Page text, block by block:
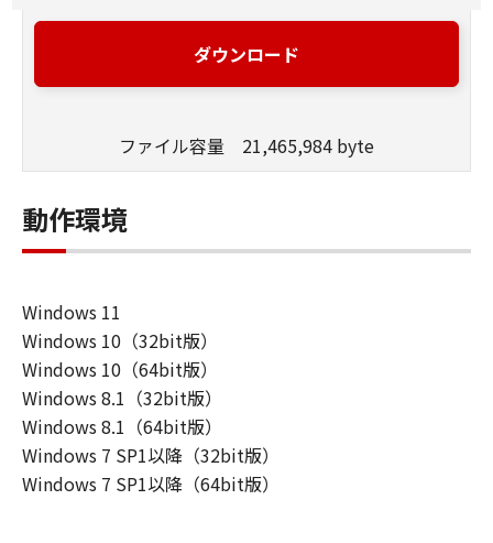
ン株式会社およびキヤノンのライセンサー
は、本ソフトウェアがユーザーの特定の目
がないこと、その他本ソフトウェアに関し
キヤノン、キヤノンマーケティングジャパ
ン株式会社およびキヤノンのライセンサー
連して生ずる直接的または間接的な損失、
損害等について、いかなる場合においても
一切の責任を負いません。
ユーザーは、日本国政府または該当国の政
府より必要な許可等を得ることなしに、本
ソフトウェアの全部または一部を、直接ま
たは間接に輸出してはなりません。
ダウンロード
ファイル容量 21,465,984 byte
動作環境
Windows 11
Windows 10（32bit版）
Windows 10（64bit版）
Windows 8.1（32bit版）
Windows 8.1（64bit版）
Windows 7 SP1以降（32bit版）
Windows 7 SP1以降（64bit版）